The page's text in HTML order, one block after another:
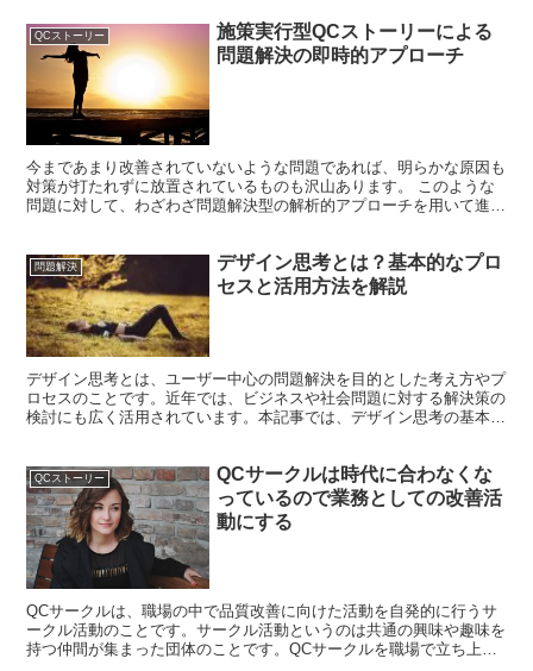
QCストーリー
施策実行型QCストーリーによる
問題解決の即時的アプローチ
今まであまり改善されていないような問題であれば、明らかな原因も
対策が打たれずに放置されているものも沢山あります。 このような
問題に対して、わざわざ問題解決型の解析的アプローチを用いて進め
問題解決
デザイン思考とは？基本的なプロ
セスと活用方法を解説
デザイン思考とは、ユーザー中心の問題解決を目的とした考え方やプ
ロセスのことです。近年では、ビジネスや社会問題に対する解決策の
検討にも広く活用されています。本記事では、デザイン思考の基本的
QCストーリー
QCサークルは時代に合わなくな
っているので業務としての改善活
動にする
QCサークルは、職場の中で品質改善に向けた活動を自発的に行うサ
ークル活動のことです。サークル活動というのは共通の興味や趣味を
持つ仲間が集まった団体のことです。QCサークルを職場で立ち上げ